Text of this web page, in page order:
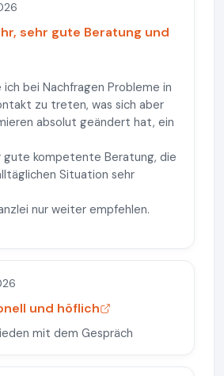
sehr gute Beratung und
bei Nachfragen Probleme in
zu treten, was sich aber
absolut geändert hat, ein
gute kompetente Beratung, die
Situation sehr
nur weiter empfehlen.
und höflich
mit dem Gespräch